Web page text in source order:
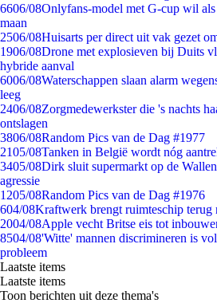
6606/08Onlyfans-model met G-cup wil
maan
2506/08Huisarts per direct uit vak gezet
1906/08Drone met explosieven bij Duits
hybride aanval
6006/08Waterschappen slaan alarm
leeg
2406/08Zorgmedewerkster die 's nachts
ontslagen
3806/08Random Pics van de Dag #1977
2105/08Tanken in België wordt nóg
3405/08Dirk sluit supermarkt op de
agressie
1205/08Random Pics van de Dag #1976
604/08Kraftwerk brengt ruimteschip terug
2004/08Apple vecht Britse eis tot
8504/08'Witte' mannen discrimineren is
probleem
Laatste items
Laatste items
Toon berichten uit deze thema's